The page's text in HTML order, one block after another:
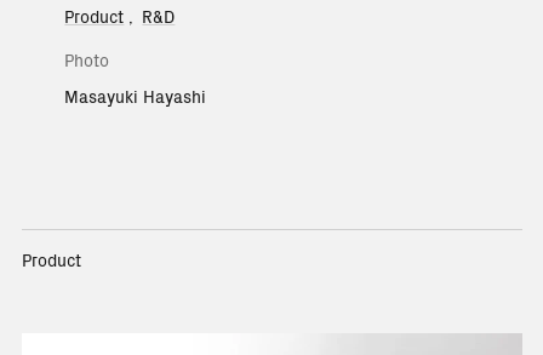
Product
R&D
Photo
Masayuki Hayashi
Product